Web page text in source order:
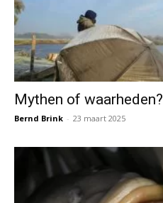
Mythen of waarheden?
Bernd Brink - 23 maart 2025